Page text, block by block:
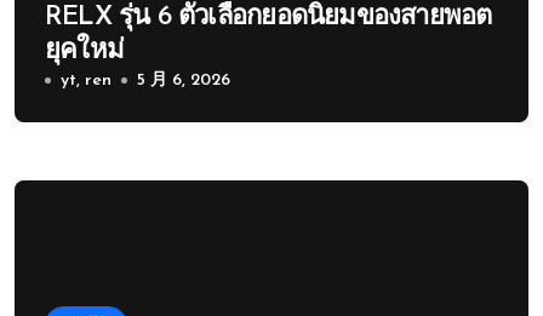
RELX รุ่น 6 ตัวเลือกยอดนิยมของสายพอต
ยุคใหม่
yt, ren 5 月 6, 2026